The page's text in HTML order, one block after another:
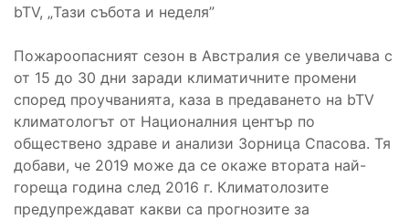
bTV, „Тази събота и неделя”
Пожароопасният сезон в Австралия се увеличава с
от 15 до 30 дни заради климатичните промени
според проучванията, каза в предаването на bTV
климатологът от Националния център по
обществено здраве и анализи Зорница Спасова. Тя
добави, че 2019 може да се окаже втората най-
гореща година след 2016 г. Климатолозите
предупреждават какви са прогнозите за